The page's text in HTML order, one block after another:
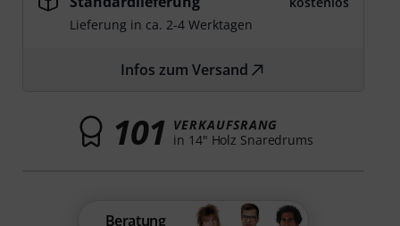
Lieferung in ca. 2-4 Werktagen
Infos zum Versand
101 VERKAUFSRANG
in 14" Holz Snaredrums
Beratung